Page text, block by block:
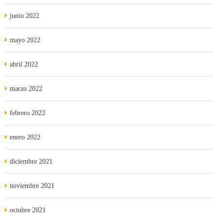
junio 2022
mayo 2022
abril 2022
marzo 2022
febrero 2022
enero 2022
diciembre 2021
noviembre 2021
octubre 2021